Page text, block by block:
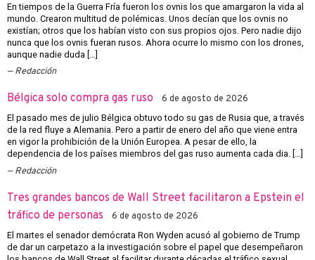
En tiempos de la Guerra Fría fueron los ovnis los que amargaron la vida al
mundo. Crearon multitud de polémicas. Unos decían que los ovnis no
existían; otros que los habían visto con sus propios ojos. Pero nadie dijo
nunca que los ovnis fueran rusos. Ahora ocurre lo mismo con los drones,
aunque nadie duda […]
Redacción
Bélgica solo compra gas ruso 6 de agosto de 2026
El pasado mes de julio Bélgica obtuvo todo su gas de Rusia que, a través
de la red fluye a Alemania. Pero a partir de enero del año que viene entra
en vigor la prohibición de la Unión Europea. A pesar de ello, la
dependencia de los países miembros del gas ruso aumenta cada dia. […]
Redacción
Tres grandes bancos de Wall Street facilitaron a Epstein el
tráfico de personas
6 de agosto de 2026
El martes el senador demócrata Ron Wyden acusó al gobierno de Trump
de dar un carpetazo a la investigación sobre el papel que desempeñaron